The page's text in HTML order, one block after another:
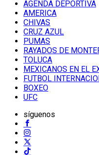
AGENDA DEPORTIVA
AMERICA
CHIVAS
CRUZ AZUL
PUMAS
RAYADOS DE
TOLUCA
MEXICANOS EN EL
FUTBOL
BOXEO
UFC
síguenos